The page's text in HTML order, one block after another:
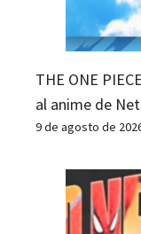
THE ONE
al anime de
9 de agosto de